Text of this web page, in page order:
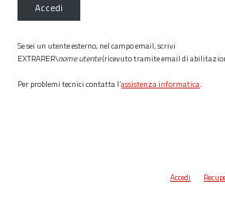
Accedi
Se sei un utente esterno, nel campo email, scrivi
EXTRARER\nome utente(ricevuto tramite email di
Per problemi tecnici contatta l’assistenza informatica.
Accedi